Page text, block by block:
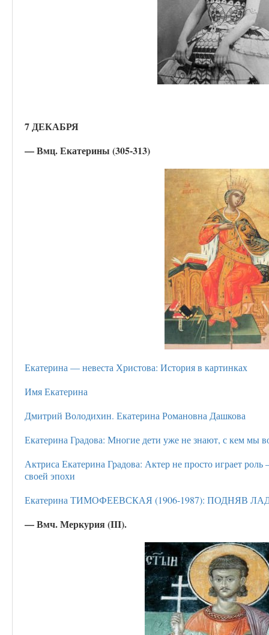
7 ДЕКАБРЯ
— Вмц. Екатерины (305-313)
Екатерина — невеста Христова: История в картинках
Имя Екатерина
Дмитрий Володихин. Екатерина Романовна Дашкова
Екатерина Градова: Многие дети уже не знают, с кем мы
Актриса Екатерина Градова: Актер не просто играет роль
своей эпохи
Екатерина ТИМОФЕЕВСКАЯ (1906-1987): ПОДНЯВ
— Вмч. Меркурия (III).